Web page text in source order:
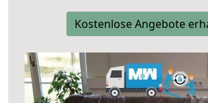
Kostenlose Angebote